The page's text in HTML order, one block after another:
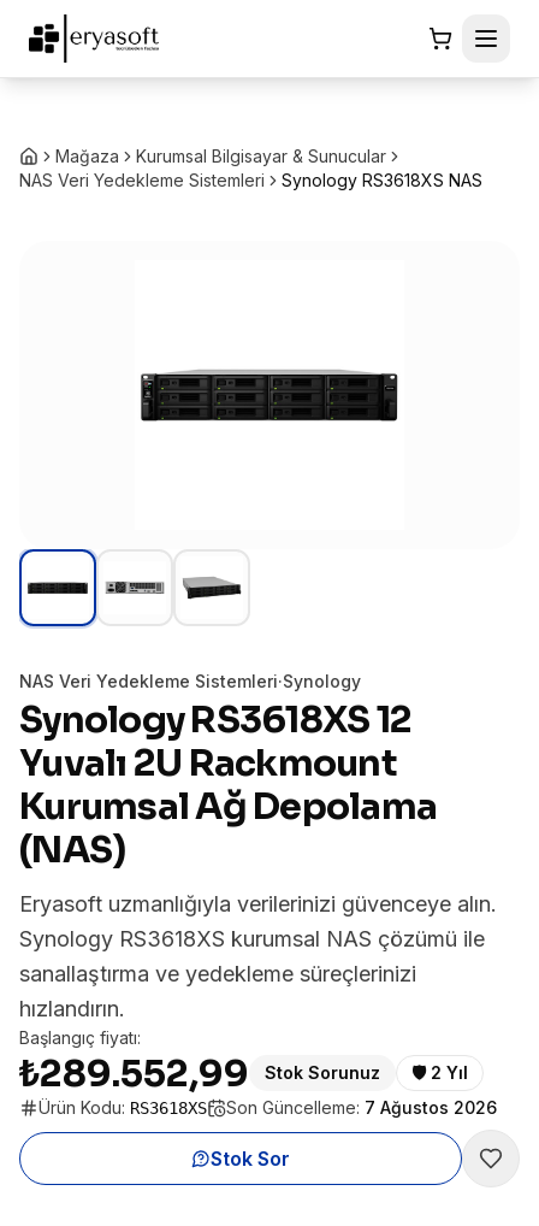
Mağaza
Kurumsal Bilgisayar & Sunucular
NAS Veri Yedekleme Sistemleri
Synology RS3618XS NAS
NAS Veri Yedekleme Sistemleri·Synology
Synology RS3618XS 12
Yuvalı 2U Rackmount
Kurumsal Ağ Depolama
(NAS)
Eryasoft uzmanlığıyla verilerinizi güvenceye alın.
Synology RS3618XS kurumsal NAS çözümü ile
sanallaştırma ve yedekleme süreçlerinizi
hızlandırın.
Başlangıç fiyatı:
₺289.552,99 Stok Sorunuz 🛡️ 2 Yıl
Ürün Kodu: RS3618XS Son Güncelleme: 7 Ağustos 2026
Stok Sor